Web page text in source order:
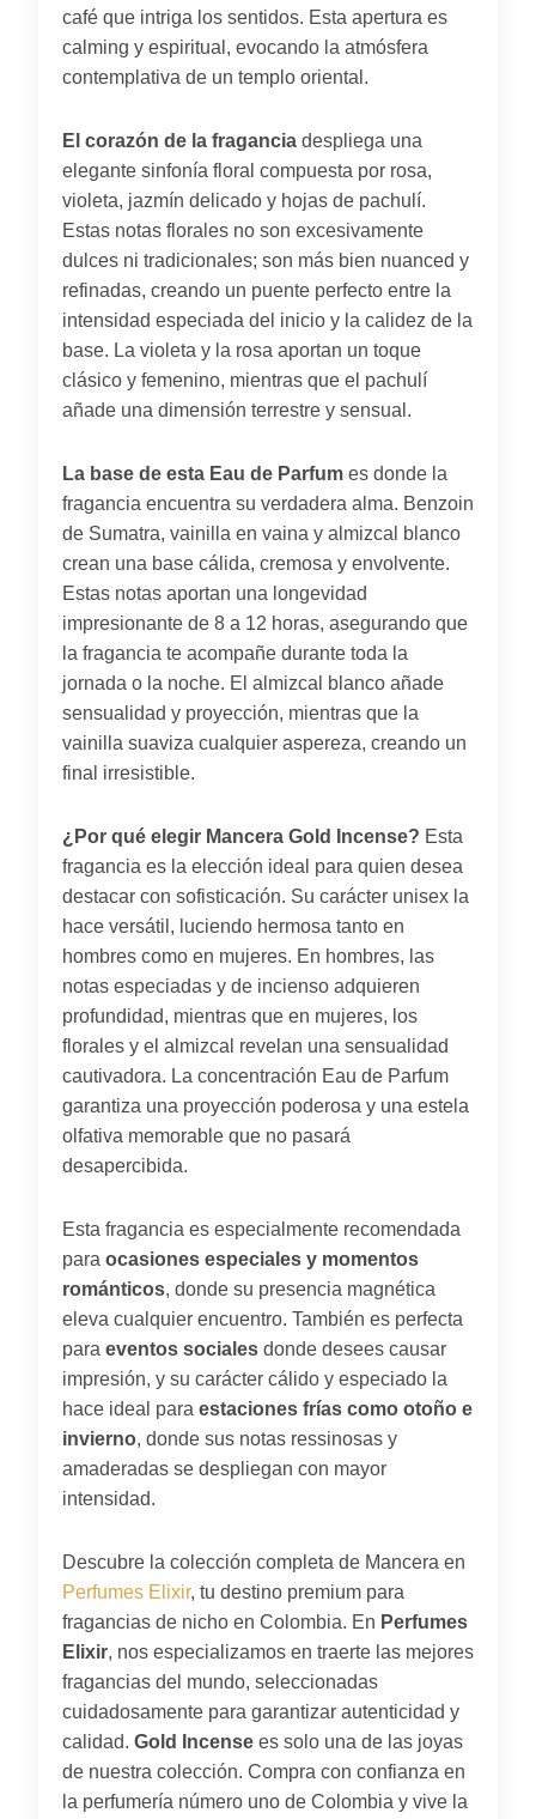
café que intriga los sentidos. Esta apertura es
calming y espiritual, evocando la atmósfera
contemplativa de un templo oriental.
El corazón de la fragancia despliega una
elegante sinfonía floral compuesta por rosa,
violeta, jazmín delicado y hojas de pachulí.
Estas notas florales no son excesivamente
dulces ni tradicionales; son más bien nuanced y
refinadas, creando un puente perfecto entre la
intensidad especiada del inicio y la calidez de la
base. La violeta y la rosa aportan un toque
clásico y femenino, mientras que el pachulí
añade una dimensión terrestre y sensual.
La base de esta Eau de Parfum es donde la
fragancia encuentra su verdadera alma. Benzoin
de Sumatra, vainilla en vaina y almizcal blanco
crean una base cálida, cremosa y envolvente.
Estas notas aportan una longevidad
impresionante de 8 a 12 horas, asegurando que
la fragancia te acompañe durante toda la
jornada o la noche. El almizcal blanco añade
sensualidad y proyección, mientras que la
vainilla suaviza cualquier aspereza, creando un
final irresistible.
¿Por qué elegir Mancera Gold Incense? Esta
fragancia es la elección ideal para quien desea
destacar con sofisticación. Su carácter unisex la
hace versátil, luciendo hermosa tanto en
hombres como en mujeres. En hombres, las
notas especiadas y de incienso adquieren
profundidad, mientras que en mujeres, los
florales y el almizcal revelan una sensualidad
cautivadora. La concentración Eau de Parfum
garantiza una proyección poderosa y una estela
olfativa memorable que no pasará
desapercibida.
Esta fragancia es especialmente recomendada
para ocasiones especiales y momentos
románticos, donde su presencia magnética
eleva cualquier encuentro. También es perfecta
para eventos sociales donde desees causar
impresión, y su carácter cálido y especiado la
hace ideal para estaciones frías como otoño e
invierno, donde sus notas ressinosas y
amaderadas se despliegan con mayor
intensidad.
Descubre la colección completa de Mancera en
Perfumes Elixir, tu destino premium para
fragancias de nicho en Colombia. En Perfumes
Elixir, nos especializamos en traerte las mejores
fragancias del mundo, seleccionadas
cuidadosamente para garantizar autenticidad y
calidad. Gold Incense es solo una de las joyas
de nuestra colección. Compra con confianza en
la perfumería número uno de Colombia y vive la